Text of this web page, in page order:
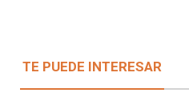
TE PUEDE INTERESAR